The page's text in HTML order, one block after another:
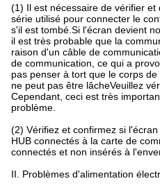
(1) Il est nécessaire de vérifier
série utilisé pour connecter le
s'il est tombé.Si l'écran devient
il est très probable que la
raison d'un câble de
de communication, ce qui a
pas penser à tort que le corps
ne peut pas être lâcheVeuillez
Cependant, ceci est très
problème.
(2) Vérifiez et confirmez si
HUB connectés à la carte de
connectés et non insérés à
II. Problèmes d'alimentation